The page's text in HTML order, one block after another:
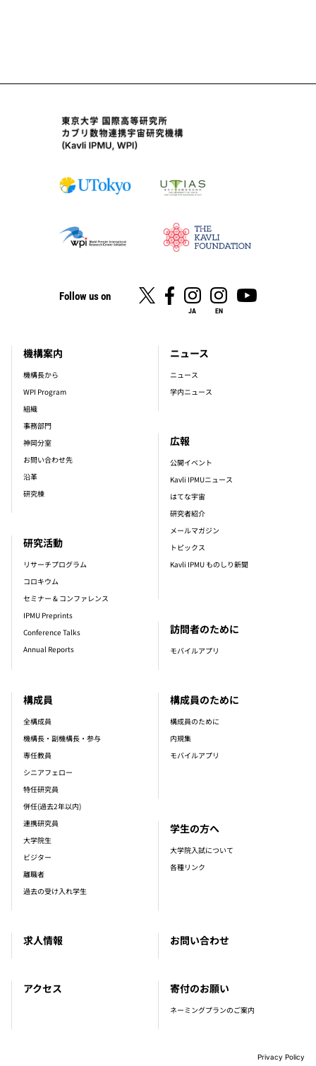
Follow us on
JA EN
footer_main_menu
機構案内
機構長から
WPI Program
組織
事務部門
神岡分室
お問い合わせ先
沿革
研究棟
構成員
全構成員
機構長・副機構長・参与
専任教員
シニアフェロー
特任研究員
併任(過去2年以内)
連携研究員
大学院生
ビジター
離職者
過去の受け入れ学生
研究活動
リサーチプログラム
コロキウム
セミナー & コンファレンス
IPMU Preprints
Conference Talks
Annual Reports
ニュース
ニュース
学内ニュース
広報
公開イベント
Kavli IPMUニュース
はてな宇宙
研究者紹介
メールマガジン
トピックス
Kavli IPMU ものしり新聞
求人情報
訪問者のために
モバイルアプリ
構成員のために
構成員のために
内規集
モバイルアプリ
学生の方へ
大学院入試について
各種リンク
アクセス
お問い合わせ
寄付のお願い
ネーミングプランのご案内
Privacy Policy